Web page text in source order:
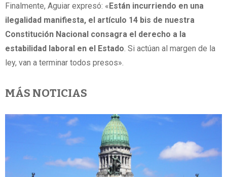
Finalmente, Aguiar expresó: «Están incurriendo en una
ilegalidad manifiesta, el artículo 14 bis de nuestra
Constitución Nacional consagra el derecho a la
estabilidad laboral en el Estado . Si actúan al margen de la
ley, van a terminar todos presos».
MÁS NOTICIAS